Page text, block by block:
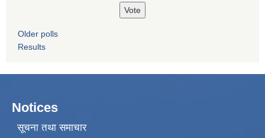
Older polls
Results
Notices
सूचना तथा समाचार